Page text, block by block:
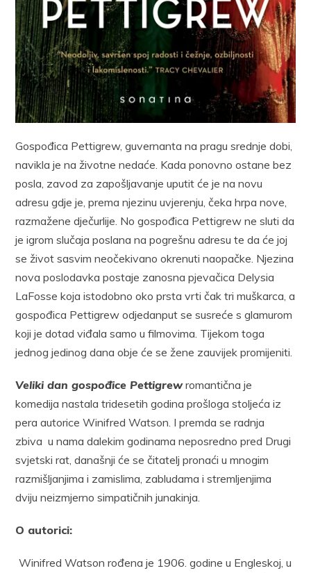
Gospođica Pettigrew, guvernanta na pragu srednje dobi,
navikla je na životne nedaće. Kada ponovno ostane bez
posla, zavod za zapošljavanje uputit će je na novu
adresu gdje je, prema njezinu uvjerenju, čeka hrpa nove,
razmažene dječurlije. No gospođica Pettigrew ne sluti da
je igrom slučaja poslana na pogrešnu adresu te da će joj
se život sasvim neočekivano okrenuti naopačke. Njezina
nova poslodavka postaje zanosna pjevačica Delysia
LaFosse koja istodobno oko prsta vrti čak tri muškarca, a
gospođica Pettigrew odjedanput se susreće s glamurom
koji je dotad viđala samo u filmovima. Tijekom toga
jednog jedinog dana obje će se žene zauvijek promijeniti.
Veliki dan gospođice Pettigrewromantična je
komedija nastala tridesetih godina prošloga stoljeća iz
pera autorice Winifred Watson. I premda se radnja
zbiva u nama dalekim godinama neposredno pred Drugi
svjetski rat, današnji će se čitatelj pronaći u mnogim
razmišljanjima i zamislima, zabludama i stremljenjima
dviju neizmjerno simpatičnih junakinja.
O autorici:
Winifred Watson rođena je 1906. godine u Engleskoj, u